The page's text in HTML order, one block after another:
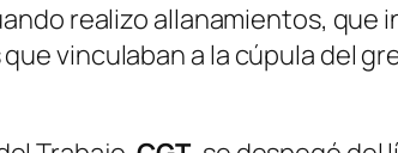
realizo allanamientos,
vinculaban a la cúpula del